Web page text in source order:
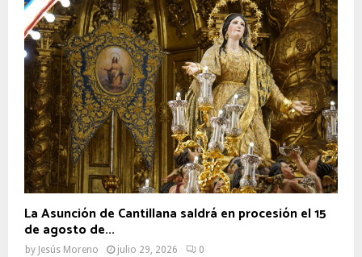
La Asunción de Cantillana saldrá en procesión el 15
de agosto de...
by Jesús Moreno julio 29, 2026 0